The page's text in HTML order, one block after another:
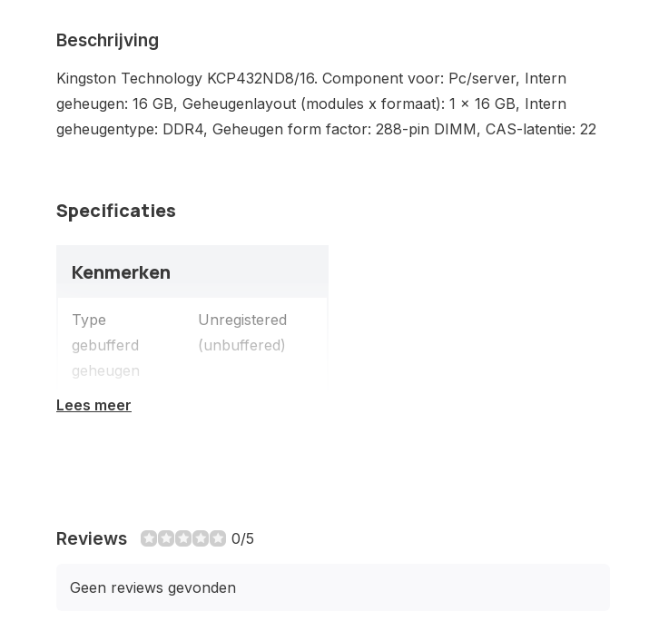
Beschrijving
Kingston Technology KCP432ND8/16. Component voor: Pc/server, Intern
geheugen: 16 GB, Geheugenlayout (modules x formaat): 1 x 16 GB, Intern
geheugentype: DDR4, Geheugen form factor: 288-pin DIMM, CAS-latentie: 22
Specificaties
Kenmerken
Type
gebufferd
geheugen
Unregistered
(unbuffered)
CAS-latentie
Geheugenlayout
formaat)
1 x 16 GB
Lees meer
Reviews 0/5
Geen reviews gevonden